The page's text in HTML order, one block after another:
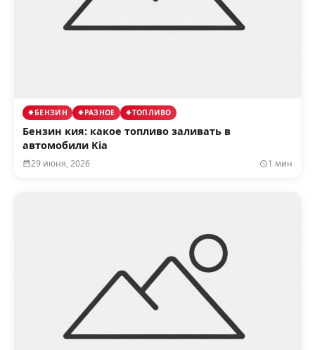
БЕНЗИН РАЗНОЕ ТОПЛИВО
Бензин кия: какое топливо заливать в
автомобили Kia
29 июня, 2026 1 мин